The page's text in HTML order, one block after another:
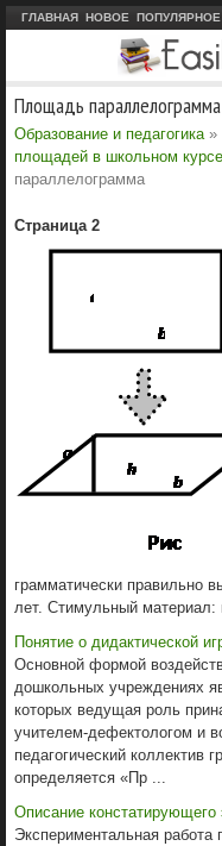
ГЛАВНАЯ НОВОЕ ПОПУЛЯРНОЕ
Площадь параллелограмма
Образование и педагогика »
площадей в школьном
параллелограмма
Страница 2
грамматически правильно
лет. Стимульный материал:
Понятие о дидактической
Основной формой
дошкольных учреждениях
которых ведущая роль
учителем-дефектологом и
педагогический коллектив
определяется «Пр ...
Описание констатирующего
Экспериментальная